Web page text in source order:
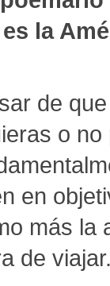
la
de
o
en
más la
de